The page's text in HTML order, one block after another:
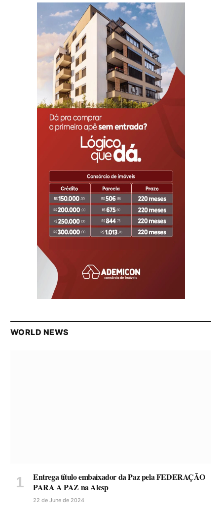
WORLD NEWS
Entrega título embaixador da Paz pela FEDERAÇÃO
PARA A PAZ na Alesp
22 de June de 2024